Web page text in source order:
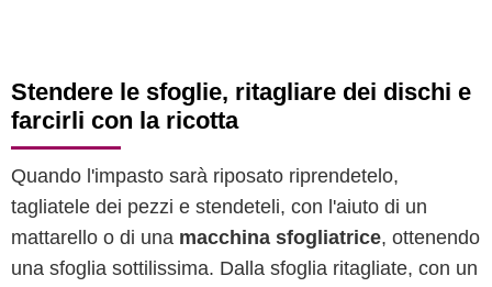
Stendere le sfoglie, ritagliare dei dischi e
farcirli con la ricotta
Quando l'impasto sarà riposato riprendetelo,
tagliatele dei pezzi e stendeteli, con l'aiuto di un
mattarello o di una macchina sfogliatrice, ottenendo
una sfoglia sottilissima. Dalla sfoglia ritagliate, con un